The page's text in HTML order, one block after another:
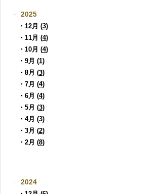
2025
・12月 (3)
・11月 (4)
・10月 (4)
・9月 (1)
・8月 (3)
・7月 (4)
・6月 (4)
・5月 (3)
・4月 (3)
・3月 (2)
・2月 (8)
2024